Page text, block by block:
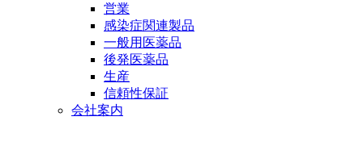
営業
感染症関連製品
一般用医薬品
後発医薬品
生産
信頼性保証
会社案内